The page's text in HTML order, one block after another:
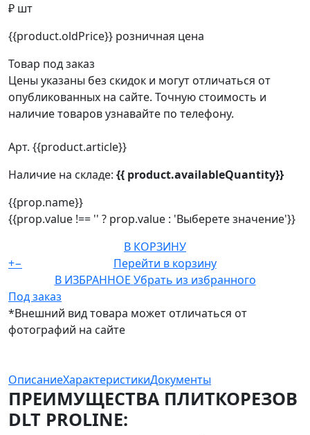
₽ шт
{{product.oldPrice}} розничная цена
Товар под заказ
Цены указаны без скидок и могут отличаться от
опубликованных на сайте. Точную стоимость и
наличие товаров узнавайте по телефону.
Арт. {{product.article}}
Наличие на складе: {{ product.availableQuantity}}
{{prop.name}}
{{prop.value !== '' ? prop.value : 'Выберете значение'}}
В КОРЗИНУ
+−
Перейти в корзину
В ИЗБРАННОЕ Убрать из избранного
Под заказ
*Внешний вид товара может отличаться от
фотографий на сайте
ОписаниеХарактеристикиДокументы
ПРЕИМУЩЕСТВА ПЛИТКОРЕЗОВ
DLT PROLINE: